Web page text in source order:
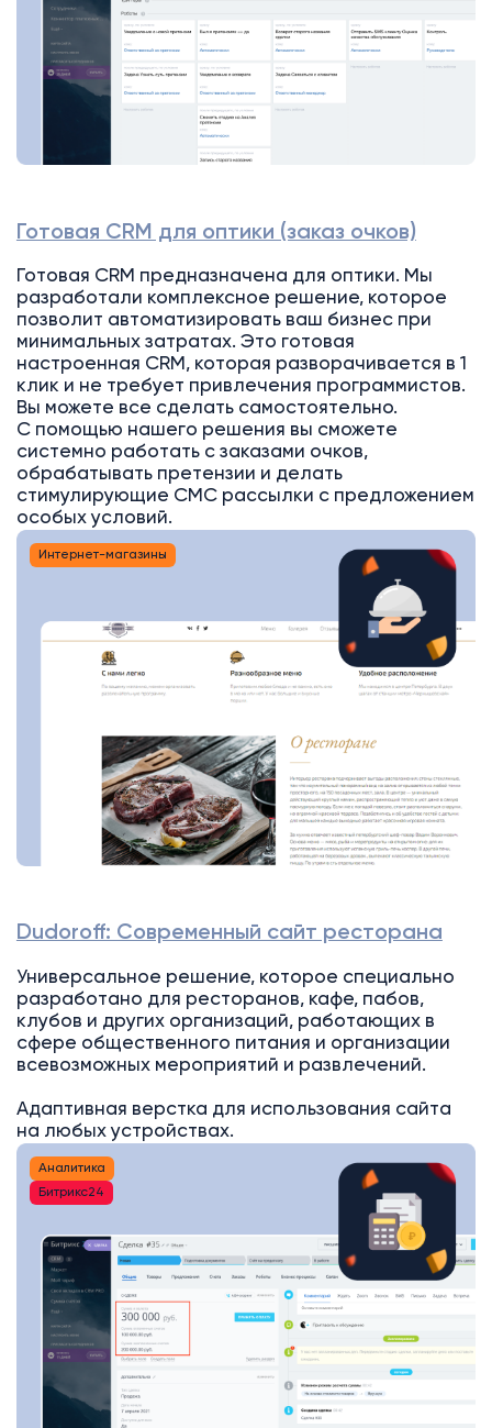
Готовая CRM для оптики (заказ очков)
Готовая CRM предназначена для оптики. Мы
разработали комплексное решение, которое
позволит автоматизировать ваш бизнес при
минимальных затратах. Это готовая
настроенная CRM, которая разворачивается в 1
клик и не требует привлечения программистов.
Вы можете все сделать самостоятельно.
С помощью нашего решения вы сможете
системно работать с заказами очков,
обрабатывать претензии и делать
стимулирующие СМС рассылки с предложением
особых условий.
Интернет-магазины
Dudoroff: Современный сайт ресторана
Универсальное решение, которое специально
разработано для ресторанов, кафе, пабов,
клубов и других организаций, работающих в
сфере общественного питания и организации
всевозможных мероприятий и развлечений.
Адаптивная верстка для использования сайта
на любых устройствах.
Аналитика
Битрикс24